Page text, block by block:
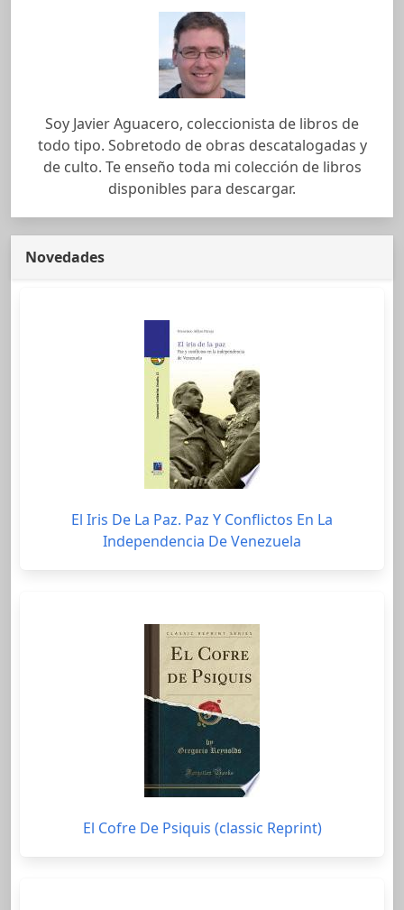
Soy Javier Aguacero, coleccionista de libros de
todo tipo. Sobretodo de obras descatalogadas y
de culto. Te enseño toda mi colección de libros
disponibles para descargar.
Novedades
El Iris De La Paz. Paz Y Conflictos En La
Independencia De Venezuela
El Cofre De Psiquis (classic Reprint)